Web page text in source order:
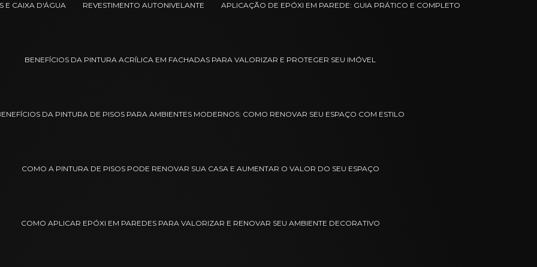
E CAIXA D'ÁGUA REVESTIMENTO AUTONIVELANTE APLICAÇÃO DE EPÓXI EM PAREDE: GUIA PRÁTICO E COMPLETO
BENEFÍCIOS DA PINTURA ACRÍLICA EM FACHADAS PARA VALORIZAR E PROTEGER SEU IMÓVEL
DA PINTURA DE PISOS PARA AMBIENTES MODERNOS: COMO RENOVAR SEU ESPAÇO COM ESTILO
COMO A PINTURA DE PISOS PODE RENOVAR SUA CASA E AUMENTAR O VALOR DO SEU ESPAÇO
COMO APLICAR EPÓXI EM PAREDES PARA VALORIZAR E RENOVAR SEU AMBIENTE DECORATIVO